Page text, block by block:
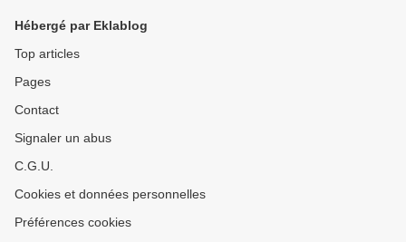
Hébergé par Eklablog
Top articles
Pages
Contact
Signaler un abus
C.G.U.
Cookies et données personnelles
Préférences cookies